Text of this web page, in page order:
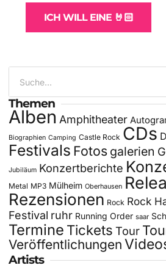
ICH WILL EINE 🤘🏻
Themen
Alben Amphitheater
Biographien Camping Castle Rock CDs
Festivals Fotos galerien
Jubiläum Konzertberichte
Metal MP3 Mülheim Oberhausen
Rezensionen Rock Rock
Festival ruhr Running Order saar
Termine Tickets Tour
Veröffentlichungen
Artists